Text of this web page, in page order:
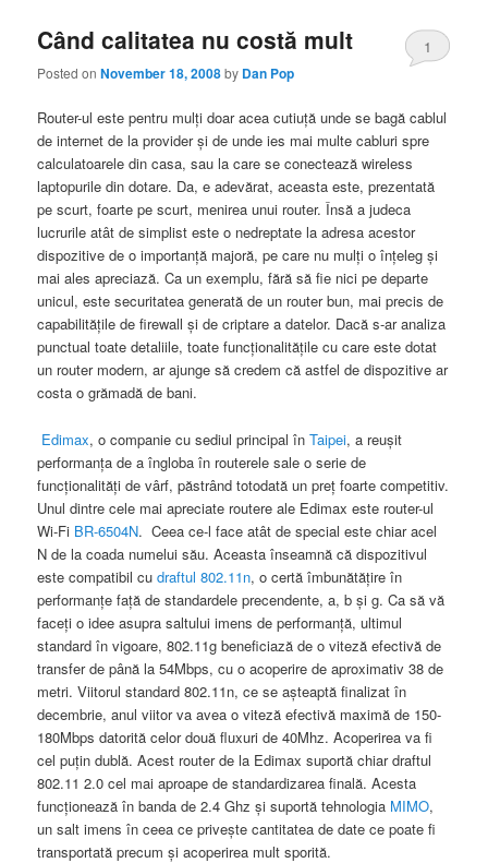
Când calitatea nu costă mult
Posted onNovember 18, 2008by Dan Pop
1
Router-ul este pentru mulţi doar acea cutiuţă unde se bagă cablul
de internet de la provider şi de unde ies mai multe cabluri spre
calculatoarele din casa, sau la care se conectează wireless
laptopurile din dotare. Da, e adevărat, aceasta este, prezentată
pe scurt, foarte pe scurt, menirea unui router. Însă a judeca
lucrurile atât de simplist este o nedreptate la adresa acestor
dispozitive de o importanţă majoră, pe care nu mulţi o înţeleg şi
mai ales apreciază. Ca un exemplu, fără să fie nici pe departe
unicul, este securitatea generată de un router bun, mai precis de
capabilităţile de firewall şi de criptare a datelor. Dacă s-ar analiza
punctual toate detaliile, toate funcţionalităţile cu care este dotat
un router modern, ar ajunge să credem că astfel de dispozitive ar
costa o grămadă de bani.
Edimax, o companie cu sediul principal înTaipei, a reuşit
performanţa de a îngloba în routerele sale o serie de
funcţionalităţi de vârf, păstrând totodată un preţ foarte competitiv.
Unul dintre cele mai apreciate routere ale Edimax este router-ul
Wi-Fi BR-6504N. Ceea ce-l face atât de special este chiar acel
N de la coada numelui său. Aceasta înseamnă că dispozitivul
este compatibil cudraftul 802.11n, o certă îmbunătăţire în
performanţe faţă de standardele precendente, a, b şi g. Ca să vă
faceţi o idee asupra saltului imens de performanţă, ultimul
standard în vigoare, 802.11g beneficiază de o viteză efectivă de
transfer de până la 54Mbps, cu o acoperire de aproximativ 38 de
metri. Viitorul standard 802.11n, ce se aşteaptă finalizat în
decembrie, anul viitor va avea o viteză efectivă maximă de 150-
180Mbps datorită celor două fluxuri de 40Mhz. Acoperirea va fi
cel puţin dublă. Acest router de la Edimax suportă chiar draftul
802.11 2.0 cel mai aproape de standardizarea finală. Acesta
funcţionează în banda de 2.4 Ghz şi suportă tehnologia MIMO,
un salt imens în ceea ce priveşte cantitatea de date ce poate fi
transportată precum şi acoperirea mult sporită.